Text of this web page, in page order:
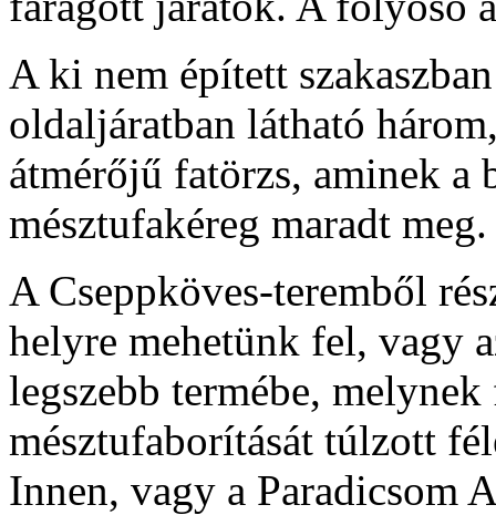
A ki nem épített
oldaljáratban látható
átmérőjű fatörzs, aminek a
mésztufakéreg maradt meg.
A Cseppköves-teremből
helyre mehetünk fel, vagy
legszebb termébe,
mésztufaborítását túlzott
Innen, vagy a Paradicsom